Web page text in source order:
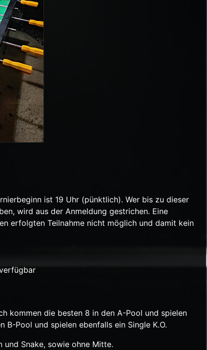
ist 19 Uhr (pünktlich). Wer bis zu dieser
wird aus der Anmeldung gestrichen. Eine
erfolgten Teilnahme nicht möglich und damit kein
kommen die besten 8 in den A-Pool und spielen
B-Pool und spielen ebenfalls ein Single K.O.
und Snake, sowie ohne Mitte.